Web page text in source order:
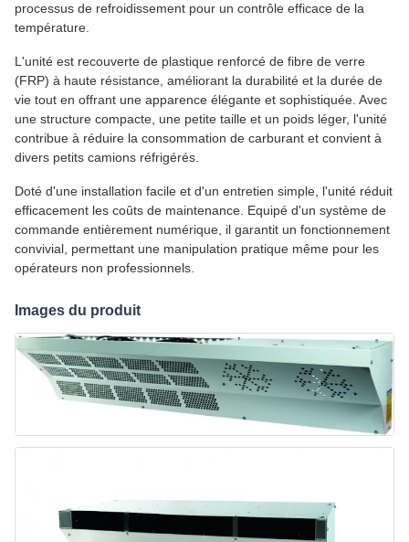
processus de refroidissement pour un contrôle efficace de la
température.
L'unité est recouverte de plastique renforcé de fibre de verre
(FRP) à haute résistance, améliorant la durabilité et la durée de
vie tout en offrant une apparence élégante et sophistiquée. Avec
une structure compacte, une petite taille et un poids léger, l'unité
contribue à réduire la consommation de carburant et convient à
divers petits camions réfrigérés.
Doté d'une installation facile et d'un entretien simple, l'unité réduit
efficacement les coûts de maintenance. Equipé d'un système de
commande entièrement numérique, il garantit un fonctionnement
convivial, permettant une manipulation pratique même pour les
opérateurs non professionnels.
Images du produit